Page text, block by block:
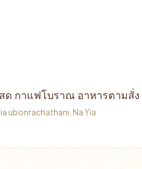
ด กาแฟโบราณ อาหารตามสั่ง
ubonrachathani, Na Yia